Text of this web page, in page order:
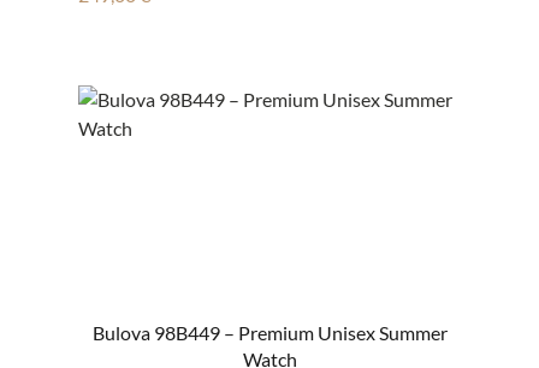
Bulova 98B449 – Premium Unisex Summer
Watch